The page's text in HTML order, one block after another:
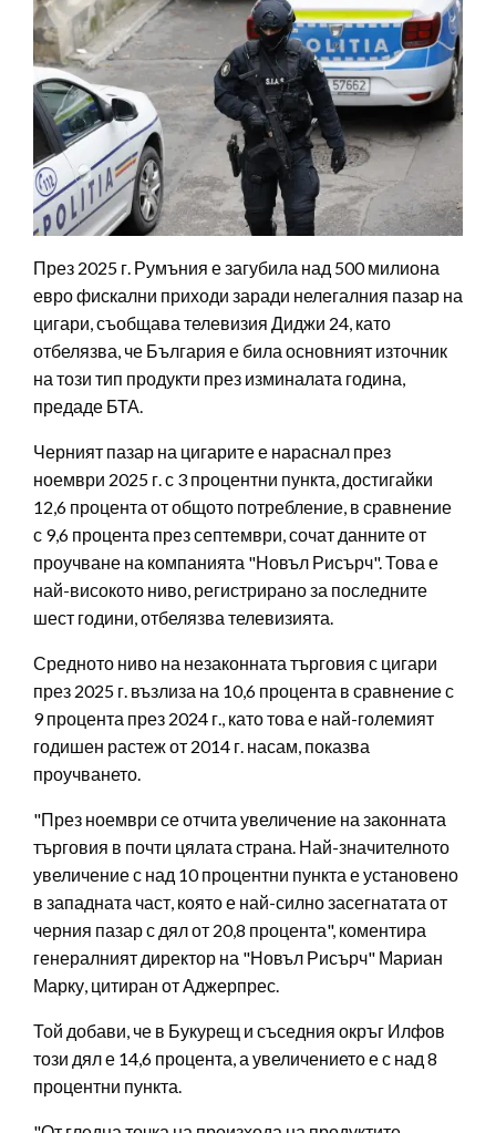
През 2025 г. Румъния е загубила над 500 милиона
евро фискални приходи заради нелегалния пазар на
цигари, съобщава телевизия Диджи 24, като
отбелязва, че България е била основният източник
на този тип продукти през изминалата година,
предаде БТА.
Черният пазар на цигарите е нараснал през
ноември 2025 г. с 3 процентни пункта, достигайки
12,6 процента от общото потребление, в сравнение
с 9,6 процента през септември, сочат данните от
проучване на компанията "Новъл Рисърч". Това е
най-високото ниво, регистрирано за последните
шест години, отбелязва телевизията.
Средното ниво на незаконната търговия с цигари
през 2025 г. възлиза на 10,6 процента в сравнение с
9 процента през 2024 г., като това е най-големият
годишен растеж от 2014 г. насам, показва
проучването.
"През ноември се отчита увеличение на законната
търговия в почти цялата страна. Най-значителното
увеличение с над 10 процентни пункта е установено
в западната част, която е най-силно засегнатата от
черния пазар с дял от 20,8 процента", коментира
генералният директор на "Новъл Рисърч" Мариан
Марку, цитиран от Аджерпрес.
Той добави, че в Букурещ и съседния окръг Илфов
този дял е 14,6 процента, а увеличението е с над 8
процентни пункта.